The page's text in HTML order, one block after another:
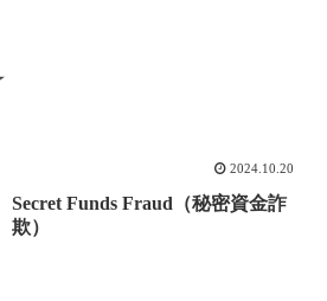
2024.10.20
Secret Funds Fraud（秘密資金詐
欺）